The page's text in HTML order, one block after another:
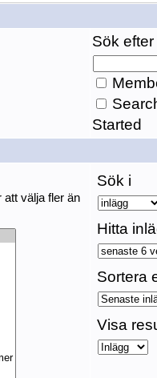
Sök
Started
att välja fler än
Sök i
Hitta
Sortera
Visa